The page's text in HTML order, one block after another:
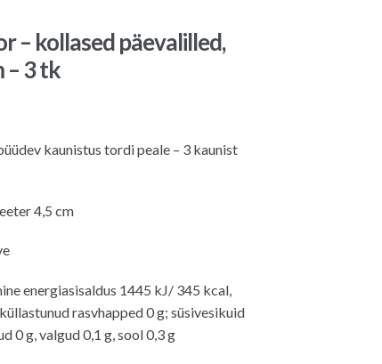
– kollased päevalilled,
– 3 tk
kaunistus tordi peale – 3 kaunist
4,5 cm
energiasisaldus 1445 kJ/ 345 kcal,
rasvhapped 0 g; süsivesikuid
0 g, valgud 0,1 g, sool 0,3 g